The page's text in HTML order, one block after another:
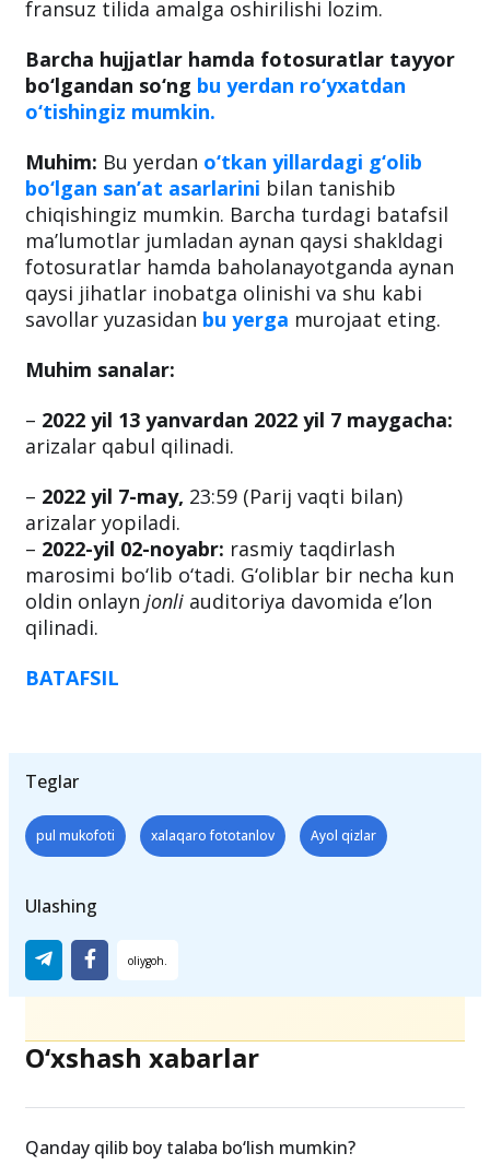
fransuz tilida amalga oshirilishi lozim.
Barcha hujjatlar hamda fotosuratlar tayyor
bo‘lgandan so‘ng bu yerdan ro‘yxatdan
o‘tishingiz mumkin.
Muhim: Bu yerdan o‘tkan yillardagi g‘olib
bo‘lgan san’at asarlarini bilan tanishib
chiqishingiz mumkin. Barcha turdagi batafsil
ma’lumotlar jumladan aynan qaysi shakldagi
fotosuratlar hamda baholanayotganda aynan
qaysi jihatlar inobatga olinishi va shu kabi
savollar yuzasidan bu yerga murojaat eting.
Muhim sanalar:
– 2022 yil 13 yanvardan 2022 yil 7 maygacha:
arizalar qabul qilinadi.
– 2022 yil 7-may, 23:59 (Parij vaqti bilan)
arizalar yopiladi.
– 2022-yil 02-noyabr: rasmiy taqdirlash
marosimi bo‘lib o‘tadi. G‘oliblar bir necha kun
oldin onlayn jonli auditoriya davomida e’lon
qilinadi.
BATAFSIL
Teglar
pul mukofoti xalaqaro fototanlov Ayol qizlar
Ulashing
O‘xshash xabarlar
Qanday qilib boy talaba bo‘lish mumkin?